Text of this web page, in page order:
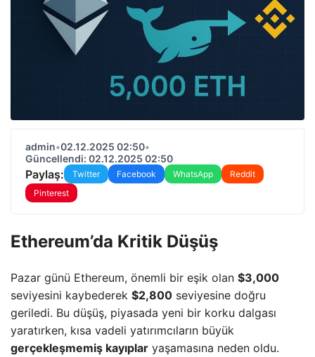
admin•02.12.2025 02:50•
Güncellendi: 02.12.2025 02:50
Paylaş: Twitter Facebook WhatsApp
Reddit
Pinterest
Ethereum’da Kritik Düşüş
Pazar günü Ethereum, önemli bir eşik olan $3,000
seviyesini kaybederek $2,800 seviyesine doğru
geriledi. Bu düşüş, piyasada yeni bir korku dalgası
yaratırken, kısa vadeli yatırımcıların büyük
gerçekleşmemiş kayıplar yaşamasına neden oldu.